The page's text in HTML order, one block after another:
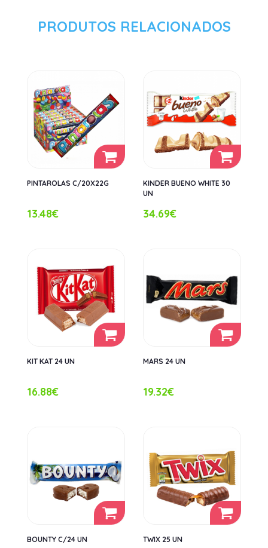
PRODUTOS RELACIONADOS
PINTAROLAS C/20X22G
13.48€
KINDER BUENO WHITE 30
UN
34.69€
KIT KAT 24 UN
16.88€
MARS 24 UN
19.32€
BOUNTY C/24 UN TWIX 25 UN